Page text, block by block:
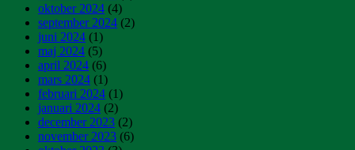
oktober 2024 (4)
september 2024 (2)
juni 2024 (1)
maj 2024 (5)
april 2024 (6)
mars 2024 (1)
februari 2024 (1)
januari 2024 (2)
december 2023 (2)
november 2023 (6)